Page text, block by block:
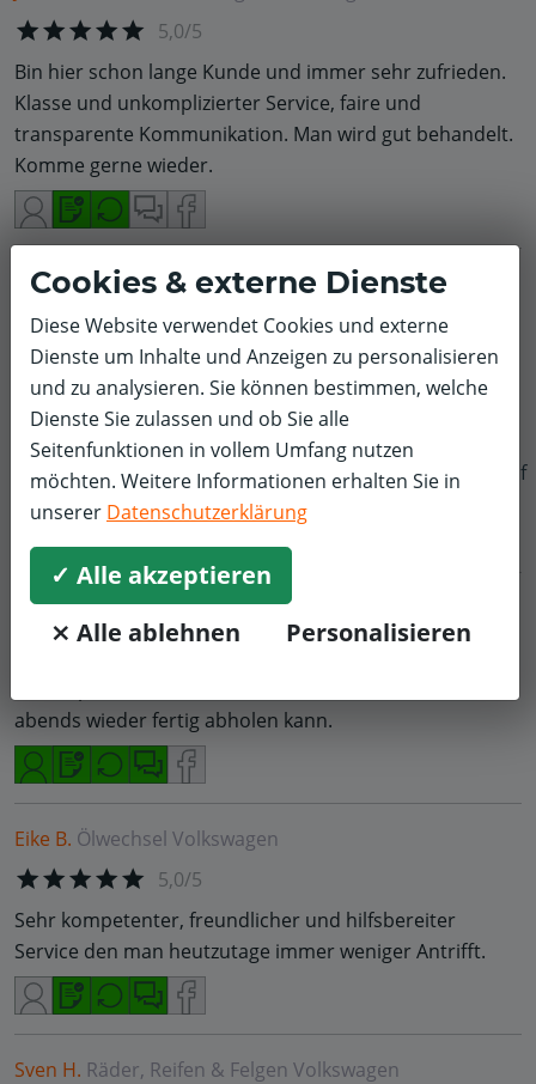
5,0/5
Bin hier schon lange Kunde und immer sehr zufrieden.
Klasse und unkomplizierter Service, faire und
transparente Kommunikation. Man wird gut behandelt.
Komme gerne wieder.
Sabine S. BremseVolkswagen
5,0/5
Online vereinbart, innerhalb von 2 Tagen Termin
erhalten und einen Tag später hatte ich mein "Baby"
wieder...wie immer bin ich mega begeistert. Ich weiß,
warum ich immer wieder dort hinkomme :-) Danke für
alles...
Martin W.BremseVolkswagen
5,0/5
abends wieder fertig abholen kann.
Eike B. Ölwechsel Volkswagen
5,0/5
Sehr kompetenter, freundlicher und hilfsbereiter
Service den man heutzutage immer weniger Antrifft.
Sven H. Räder, Reifen & Felgen Volkswagen
Cookies & externe Dienste
Diese Website verwendet Cookies und externe
Dienste um Inhalte und Anzeigen zu personalisieren
und zu analysieren. Sie können bestimmen, welche
Dienste Sie zulassen und ob Sie alle
Seitenfunktionen in vollem Umfang nutzen
möchten. Weitere Informationen erhalten Sie in
unserer Datenschutzerklärung
✓ Alle akzeptieren
⨯ Alle ablehnen
Personalisieren
f